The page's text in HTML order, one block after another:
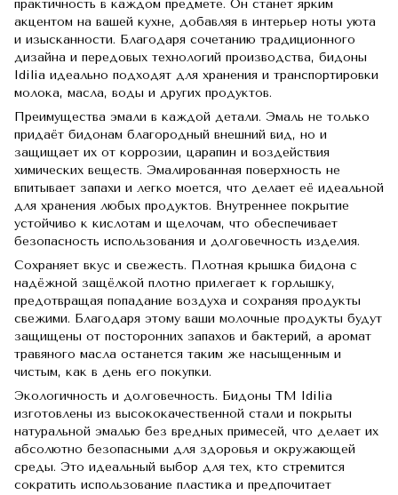
практичность в каждом предмете. Он станет ярким
акцентом на вашей кухне, добавляя в интерьер ноты уюта
и изысканности. Благодаря сочетанию традиционного
дизайна и передовых технологий производства, бидоны
Idilia идеально подходят для хранения и транспортировки
молока, масла, воды и других продуктов.
Преимущества эмали в каждой детали. Эмаль не только
придаёт бидонам благородный внешний вид, но и
защищает их от коррозии, царапин и воздействия
химических веществ. Эмалированная поверхность не
впитывает запахи и легко моется, что делает её идеальной
для хранения любых продуктов. Внутреннее покрытие
устойчиво к кислотам и щелочам, что обеспечивает
безопасность использования и долговечность изделия.
Сохраняет вкус и свежесть. Плотная крышка бидона с
надёжной защёлкой плотно прилегает к горлышку,
предотвращая попадание воздуха и сохраняя продукты
свежими. Благодаря этому ваши молочные продукты будут
защищены от посторонних запахов и бактерий, а аромат
травяного масла останется таким же насыщенным и
чистым, как в день его покупки.
Экологичность и долговечность. Бидоны TM Idilia
изготовлены из высококачественной стали и покрыты
натуральной эмалью без вредных примесей, что делает их
абсолютно безопасными для здоровья и окружающей
среды. Это идеальный выбор для тех, кто стремится
сократить использование пластика и предпочитает